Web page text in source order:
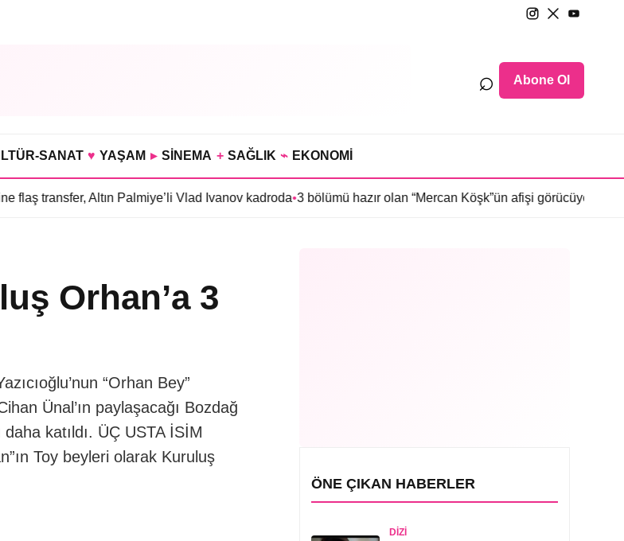
⌕ Abone Ol
SANAT ♥ YAŞAM ▸ SİNEMA + SAĞLIK ⌁ EKONOMİ
Altın Palmiye’li Vlad Ivanov kadroda•3 bölümü hazır olan “Mercan Köşk”ün afişi görücüye çıktı•İmroz’da
Orhan’a 3
“Orhan Bey”
Ünal’ın paylaşacağı Bozdağ
katıldı. ÜÇ USTA İSİM
Toy beyleri olarak Kuruluş
ÖNE ÇIKAN HABERLER
DIZI